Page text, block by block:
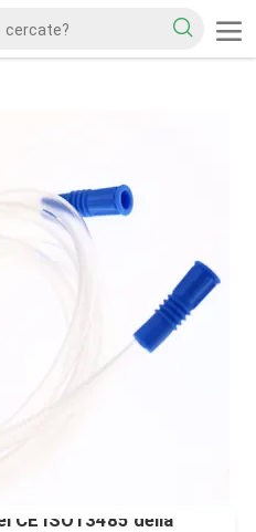
CE ISO13485 della